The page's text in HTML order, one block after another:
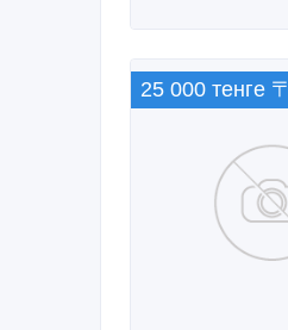
25 000 тенге 〒